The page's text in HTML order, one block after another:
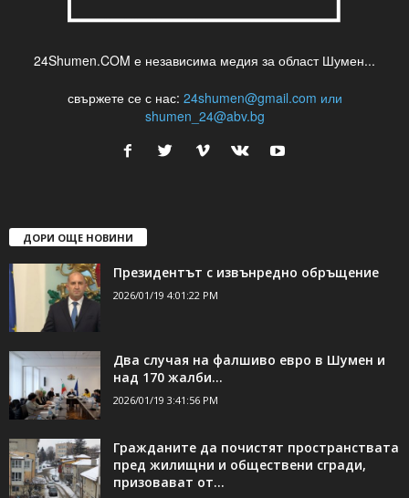
24Shumen.COM е независима медия за област Шумен...
свържете се с нас: 24shumen@gmail.com или
shumen_24@abv.bg
ДОРИ ОЩЕ НОВИНИ
Президентът с извънредно обръщение
2026/01/19 4:01:22 PM
Два случая на фалшиво евро в Шумен и
над 170 жалби...
2026/01/19 3:41:56 PM
Гражданите да почистят пространствата
пред жилищни и обществени сгради,
призовават от...